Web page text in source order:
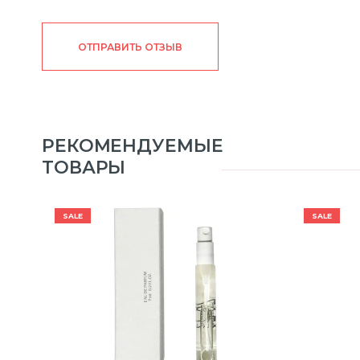
ОТПРАВИТЬ ОТЗЫВ
РЕКОМЕНДУЕМЫЕ
ТОВАРЫ
SALE SALE